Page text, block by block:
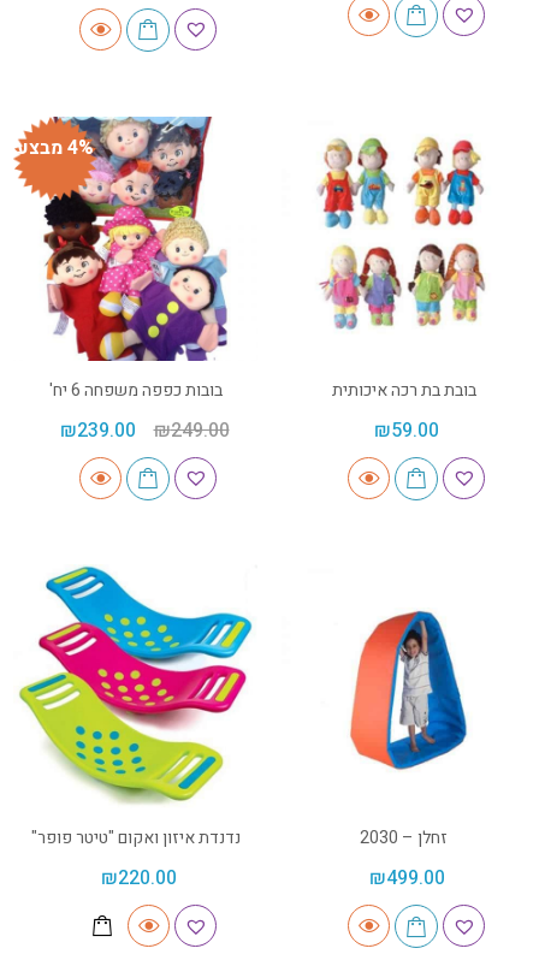
בובת בת רכה איכותית
₪59.00
4% מבצע
בובות כפפה משפחה 6 יח'
₪249.00
₪239.00
זחלן – 2030
₪499.00
נדנדת איזון ואקום "טיטר פופר"
₪220.00